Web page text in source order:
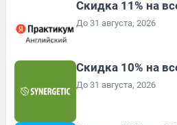
Скидка 11% на
До 31 августа, 2026
Скидка 10% на
До 31 августа, 2026